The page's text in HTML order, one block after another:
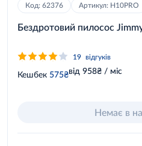
Код: 62376 Артикул: H10PRO
Бездротовий пилосос
19 відгуків
Кешбек 575₴від 958₴ / міс
Немає в